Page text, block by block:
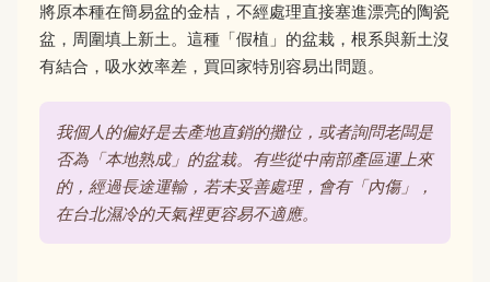
將原本種在簡易盆的金桔，不經處理直接塞進漂亮的陶瓷
盆，周圍填上新土。這種「假植」的盆栽，根系與新土沒
有結合，吸水效率差，買回家特別容易出問題。
我個人的偏好是去產地直銷的攤位，或者詢問老闆是
否為「本地熟成」的盆栽。有些從中南部產區運上來
的，經過長途運輸，若未妥善處理，會有「內傷」，
在台北濕冷的天氣裡更容易不適應。